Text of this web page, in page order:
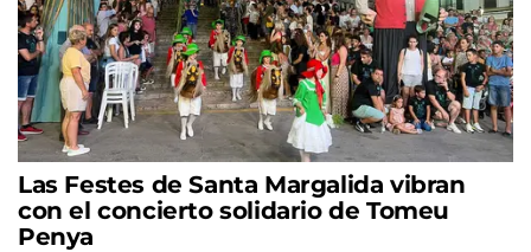
Las Festes de Santa Margalida vibran
con el concierto solidario de Tomeu
Penya